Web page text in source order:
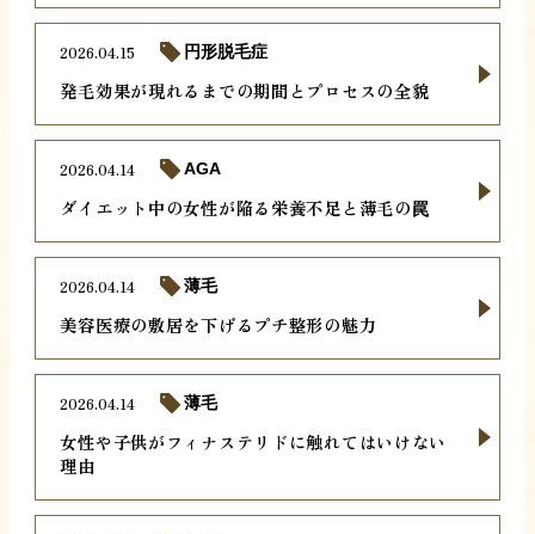
発毛効果が現れるまでの期間とプロセスの全貌
2026.04.15 円形脱毛症
ダイエット中の女性が陥る栄養不足と薄毛の罠
2026.04.14 AGA
美容医療の敷居を下げるプチ整形の魅力
2026.04.14 薄毛
女性や子供がフィナステリドに触れてはいけない
理由
2026.04.14 薄毛